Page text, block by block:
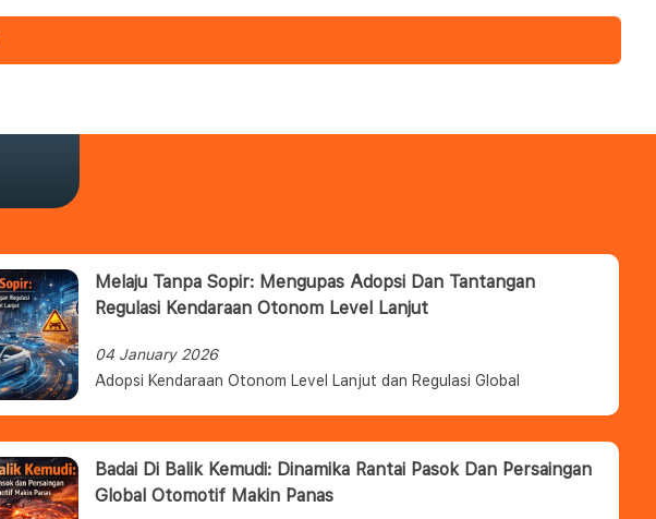
Melaju Tanpa Sopir: Mengupas Adopsi Dan Tantangan
Regulasi Kendaraan Otonom Level Lanjut
04 January 2026
Adopsi Kendaraan Otonom Level Lanjut dan Regulasi Global
Badai Di Balik Kemudi: Dinamika Rantai Pasok Dan Persaingan
Global Otomotif Makin Panas